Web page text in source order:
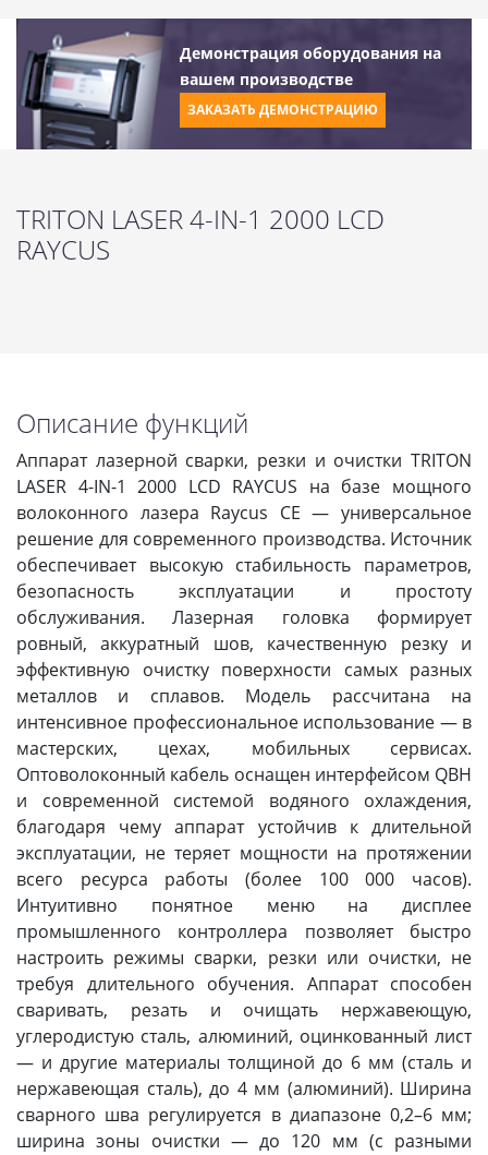
Демонстрация оборудования на
вашем производстве
ЗАКАЗАТЬ ДЕМОНСТРАЦИЮ
TRITON LASER 4-IN-1 2000 LCD
RAYCUS
Описание функций
Аппарат лазерной сварки, резки и очистки TRITON
LASER 4-IN-1 2000 LCD RAYCUS на базе мощного
волоконного лазера Raycus CE — универсальное
решение для современного производства. Источник
обеспечивает высокую стабильность параметров,
безопасность эксплуатации и простоту
обслуживания. Лазерная головка формирует
ровный, аккуратный шов, качественную резку и
эффективную очистку поверхности самых разных
металлов и сплавов. Модель рассчитана на
интенсивное профессиональное использование — в
мастерских, цехах, мобильных сервисах.
Оптоволоконный кабель оснащен интерфейсом QBH
и современной системой водяного охлаждения,
благодаря чему аппарат устойчив к длительной
эксплуатации, не теряет мощности на протяжении
всего ресурса работы (более 100 000 часов).
Интуитивно понятное меню на дисплее
промышленного контроллера позволяет быстро
настроить режимы сварки, резки или очистки, не
требуя длительного обучения. Аппарат способен
сваривать, резать и очищать нержавеющую,
углеродистую сталь, алюминий, оцинкованный лист
— и другие материалы толщиной до 6 мм (сталь и
нержавеющая сталь), до 4 мм (алюминий). Ширина
сварного шва регулируется в диапазоне 0,2–6 мм;
ширина зоны очистки — до 120 мм (с разными